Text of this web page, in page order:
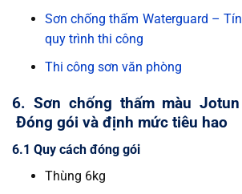
Sơn chống thấm Waterguard –
quy trình thi công
Thi công sơn văn phòng
6. Sơn chống thấm màu Jotun
Đóng gói và định mức tiêu hao
6.1 Quy cách đóng gói
Thùng 6kg